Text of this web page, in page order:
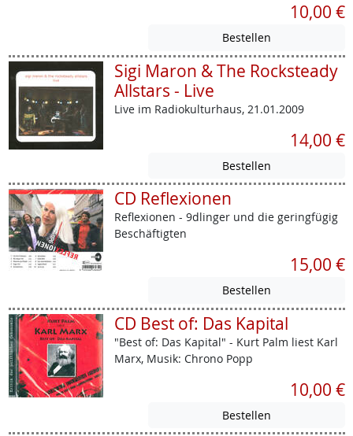
10,00 €
Sigi Maron & The Rocksteady
Allstars - Live
Live im Radiokulturhaus, 21.01.2009
14,00 €
CD Reflexionen
Reflexionen - 9dlinger und die geringfügig
Beschäftigten
15,00 €
CD Best of: Das Kapital
"Best of: Das Kapital" - Kurt Palm liest Karl
Marx, Musik: Chrono Popp
10,00 €